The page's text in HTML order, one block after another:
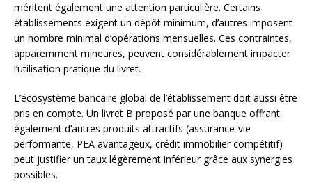
méritent également une attention particulière. Certains
établissements exigent un dépôt minimum, d’autres imposent
un nombre minimal d’opérations mensuelles. Ces contraintes,
apparemment mineures, peuvent considérablement impacter
l’utilisation pratique du livret.
L’écosystème bancaire global de l’établissement doit aussi être
pris en compte. Un livret B proposé par une banque offrant
également d’autres produits attractifs (assurance-vie
performante, PEA avantageux, crédit immobilier compétitif)
peut justifier un taux légèrement inférieur grâce aux synergies
possibles.